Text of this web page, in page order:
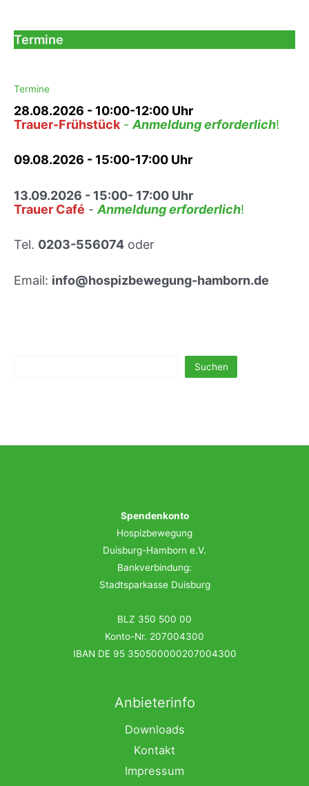
b
t
r
s
l
b
e
e
J
u
i
u
m
t
f
Termine
Termine
28.08.2026 - 10:00-12:00 Uhr
Trauer-Frühstück - Anmeldung erforderlich!
09.08.2026 - 15:00-17:00 Uhr
13.09.2026 - 15:00- 17:00 Uhr
Trauer Café - Anmeldung erforderlich!
Tel. 0203-556074 oder
Email: info@hospizbewegung-hamborn.de
Suchen
Spendenkonto
Hospizbewegung
Duisburg-Hamborn e.V.
Bankverbindung:
Stadtsparkasse Duisburg
BLZ 350 500 00
Konto-Nr. 207004300
IBAN DE 95 350500000207004300
Anbieterinfo
Downloads
Kontakt
Impressum